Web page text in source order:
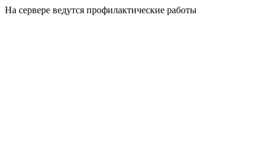
На сервере ведутся профилактические работы